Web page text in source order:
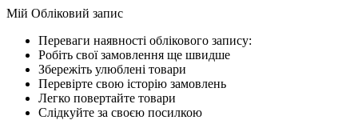
Мій Обліковий запис
Переваги наявності облікового запису:
Робіть свої замовлення ще швидше
Збережіть улюблені товари
Перевірте свою історію замовлень
Легко повертайте товари
Слідкуйте за своєю посилкою